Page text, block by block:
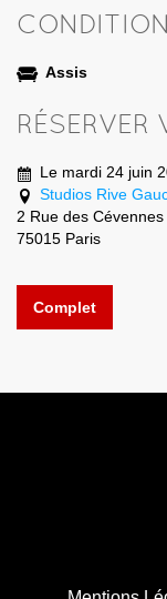
Assis
RÉSERVER
Le mardi 24 juin
Studios Rive
2 Rue des Cévennes
75015 Paris
Complet